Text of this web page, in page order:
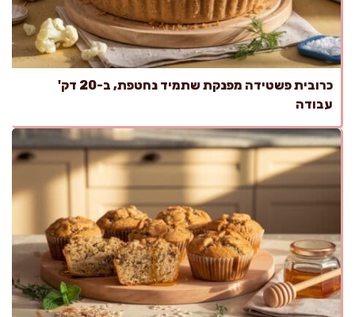
כרובית פשטידה מפנקת שתמיד נחטפת, ב-20 דק'
עבודה